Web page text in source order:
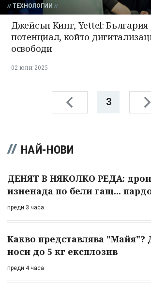
ТЕХНОЛОГИИ
Джейсън Кинг, Yettel: България
потенциал, който
освободи
02 юли 2025
3
НАЙ-НОВИ
ДЕНЯТ В НЯКОЛКО РЕДА:
изненада по бели гащ...
преди 3 часа
Какво представлява "Майя"?
носи до 5 кг експлозив
преди 4 часа